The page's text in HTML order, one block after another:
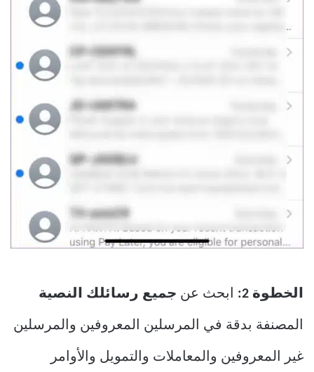
الخطوة 2: ابحث عن جميع رسائلك النصية
المصنفة بدقة في المرسلين المعروفين والمرسلين
غير المعروفين والمعاملات والتمويل والأوامر